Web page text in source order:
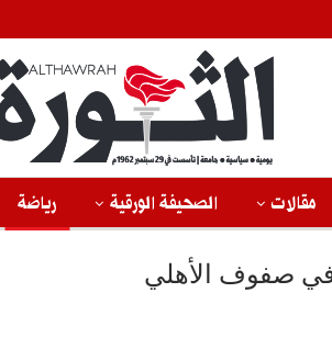
مقالات الصحيفة الورقية رياضة
في صفوف الأهلي